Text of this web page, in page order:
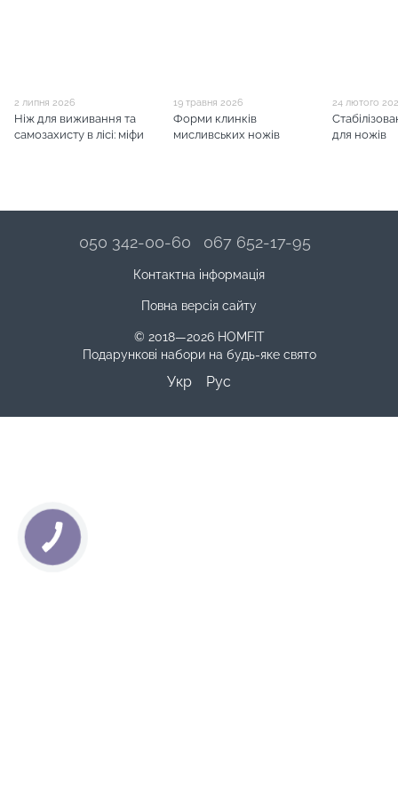
2 липня 2026
Ніж для виживання та
самозахисту в лісі: міфи
19 травня 2026
Форми клинків
мисливських ножів
24 лютого
для ножів
050 342-00-60 067 652-17-95
Контактна інформація
Повна версія сайту
© 2018—2026 HOMFIT
Подарункові набори на будь-яке свято
Укр Рус